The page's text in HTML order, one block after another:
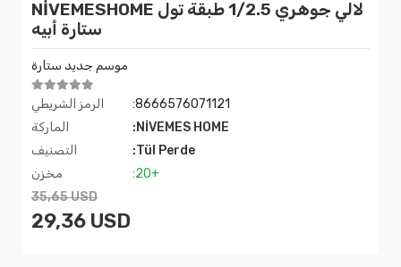
NİVEMESHOME لالي جوهري 1/2.5 طبقة تول
ستارة أبيه
موسم جديد ستارة
الرمز الشريطي
:8666576071121
الماركة
:NİVEMES HOME
التصنيف
:Tül Perde
مخزن
:20+
35,65 USD
29,36 USD